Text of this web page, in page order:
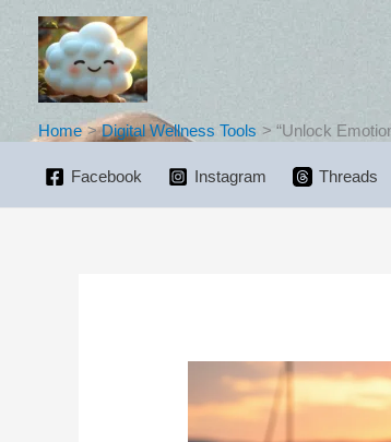
content
Home Digital Wellness Tools “Unlock
Facebook Instagram Threads